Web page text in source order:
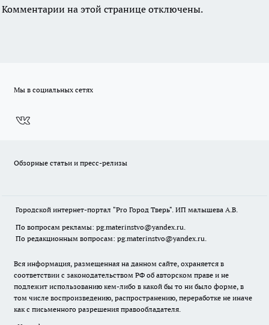
Комментарии на этой странице отключены.
Мы в социальных сетях
Обзорные статьи и пресс-релизы
Городской интернет-портал "Pro Город Тверь". ИП малышева А.В.
По вопросам рекламы: pg.materinstvo@yandex.ru.
По редакционным вопросам: pg.materinstvo@yandex.ru.
Вся информация, размещенная на данном сайте, охраняется в
соответствии с законодательством РФ об авторском праве и не
подлежит использованию кем-либо в какой бы то ни было форме, в
том числе воспроизведению, распространению, переработке не иначе
как с письменного разрешения правообладателя.